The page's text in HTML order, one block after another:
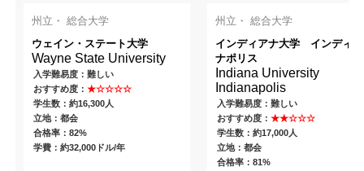
州立・ 総合大学
ウェイン・ステート大学
Wayne State University
入学難易度：難しい
おすすめ度：★☆☆☆☆
学生数：約16,300人
立地：都会
合格率：82%
学費：約32,000ドル/年
州立・ 総合大学
インディアナ大学 インディア
ナポリス
Indiana University
Indianapolis
入学難易度：難しい
おすすめ度： ★★☆☆☆
学生数：約17,000人
立地：都会
合格率：81%